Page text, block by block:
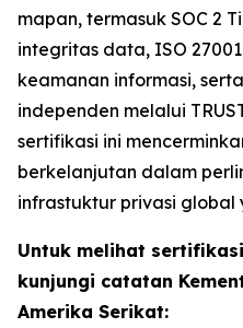
mapan, termasuk SOC 2
integritas data, ISO
keamanan informasi,
independen melalui
sertifikasi ini
berkelanjutan dalam
infrastuktur privasi global
Untuk melihat sertifikasi
kunjungi catatan
Amerika Serikat: